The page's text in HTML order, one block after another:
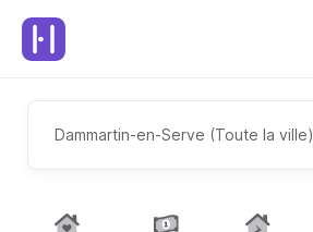
Dammartin-en-Serve (Toute la ville)